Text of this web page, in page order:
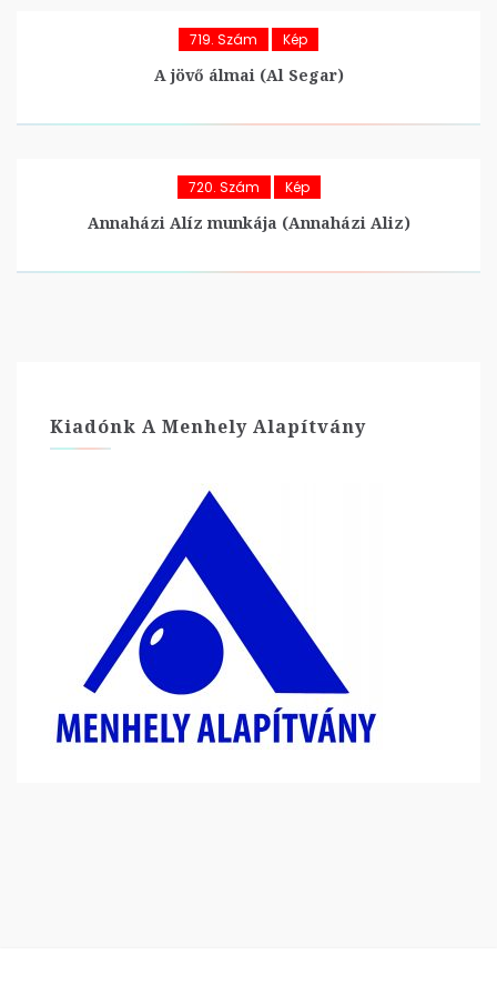
719. Szám Kép
A jövő álmai (Al Segar)
720. Szám Kép
Annaházi Alíz munkája (Annaházi Aliz)
Kiadónk A Menhely Alapítvány